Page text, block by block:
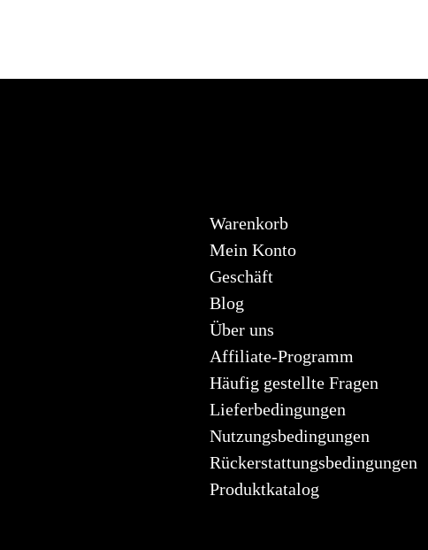
Warenkorb
Mein Konto
Geschäft
Blog
Über uns
Affiliate-Programm
Häufig gestellte Fragen
Lieferbedingungen
Nutzungsbedingungen
Rückerstattungsbedingungen
Produktkatalog